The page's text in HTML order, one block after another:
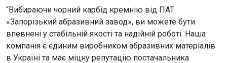
“Вибираючи чорний карбід кремнію від ПАТ
«Запорізький абразивний завод», ви можете бути
впевнені у стабільній якості та надійній роботі. Наша
компанія є єдиним виробником абразивних матеріалів
в Україні та має міцну репутацію постачальника